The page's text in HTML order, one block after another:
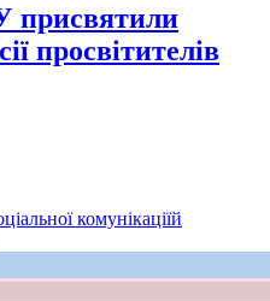
присвятили
просвітителів
комунікаціїй